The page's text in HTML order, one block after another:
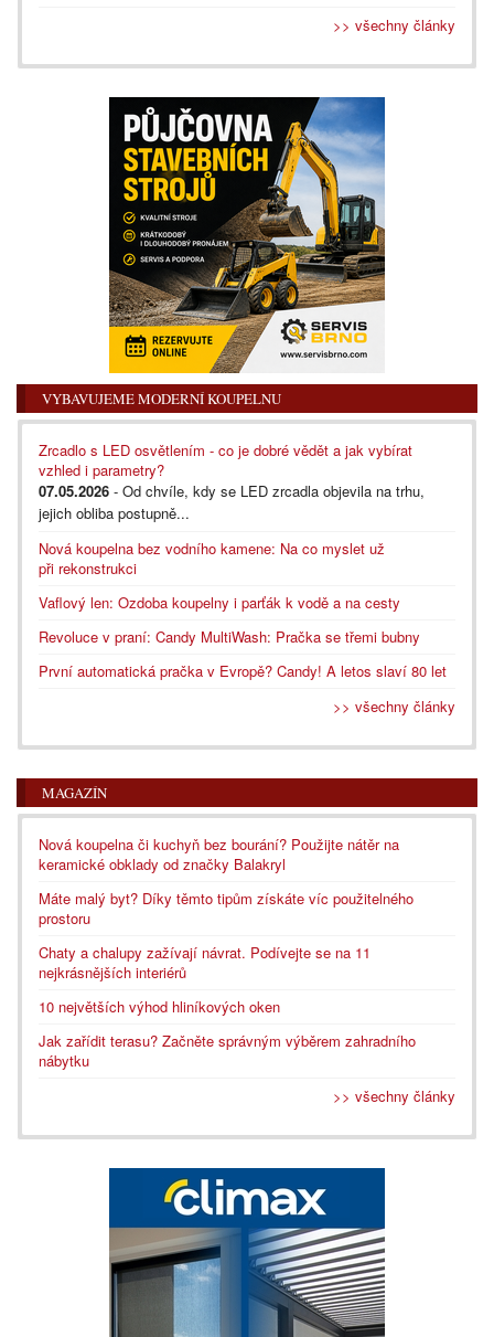
>> všechny články
VYBAVUJEME MODERNÍ KOUPELNU
Zrcadlo s LED osvětlením - co je dobré vědět a jak vybírat
vzhled i parametry?
07.05.2026 - Od chvíle, kdy se LED zrcadla objevila na trhu,
jejich obliba postupně...
Nová koupelna bez vodního kamene: Na co myslet už
při rekonstrukci
Vaflový len: Ozdoba koupelny i parťák k vodě a na cesty
Revoluce v praní: Candy MultiWash: Pračka se třemi bubny
První automatická pračka v Evropě? Candy! A letos slaví 80 let
>> všechny články
MAGAZÍN
Nová koupelna či kuchyň bez bourání? Použijte nátěr na
keramické obklady od značky Balakryl
Máte malý byt? Díky těmto tipům získáte víc použitelného
prostoru
Chaty a chalupy zažívají návrat. Podívejte se na 11
nejkrásnějších interiérů
10 největších výhod hliníkových oken
Jak zařídit terasu? Začněte správným výběrem zahradního
nábytku
>> všechny články